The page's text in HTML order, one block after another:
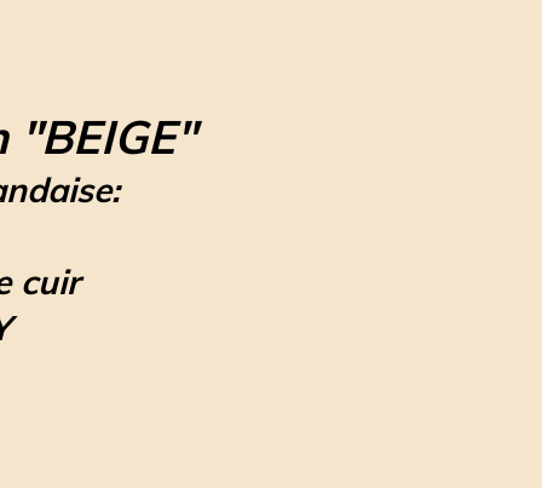
cuir